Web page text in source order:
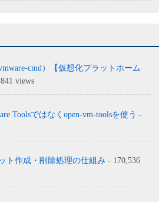
cmd）【仮想化プラットホーム
views
Toolsではなくopen-vm-toolsを使う -
ト作成・削除処理の仕組み - 170,536